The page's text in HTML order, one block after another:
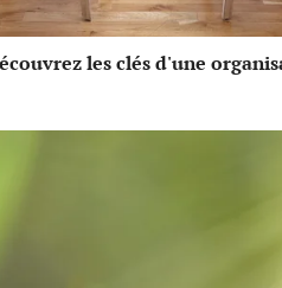
les clés d'une